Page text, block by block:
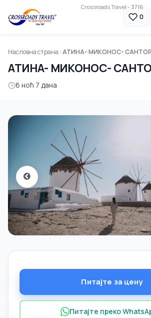
Crossroads Travel - 3716
0
Насловна страна АТИНА- МИКОНОС-
АТИНА- МИКОНОС-
6 ноћ 7 дана
Питајте за цену
Питајте преко